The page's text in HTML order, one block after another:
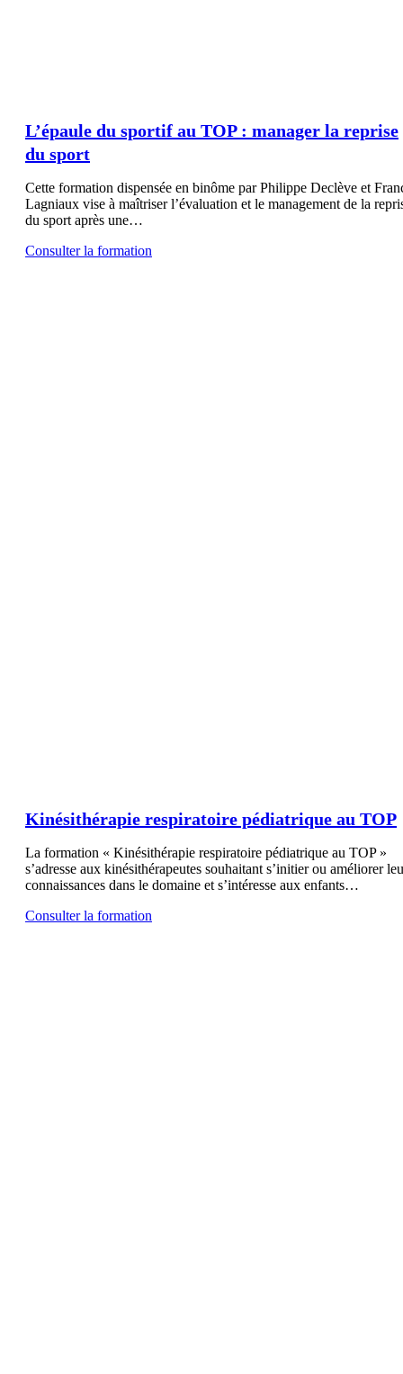
L’épaule du sportif au TOP : manager la reprise
du sport
Cette formation dispensée en binôme par Philippe Declève et
Lagniaux vise à maîtriser l’évaluation et le management de la
du sport après une…
Consulter la formation
Kinésithérapie respiratoire pédiatrique au TOP
La formation « Kinésithérapie respiratoire pédiatrique au TOP »
s’adresse aux kinésithérapeutes souhaitant s’initier ou améliorer
connaissances dans le domaine et s’intéresse aux enfants…
Consulter la formation